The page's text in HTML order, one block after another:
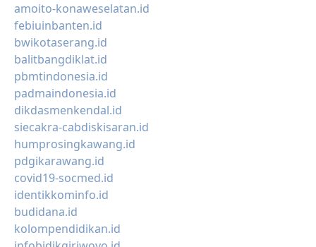
amoito-konaweselatan.id
febiuinbanten.id
bwikotaserang.id
balitbangdiklat.id
pbmtindonesia.id
padmaindonesia.id
dikdasmenkendal.id
siecakra-cabdiskisaran.id
humprosingkawang.id
pdgikarawang.id
covid19-socmed.id
identikkominfo.id
budidana.id
kolompendidikan.id